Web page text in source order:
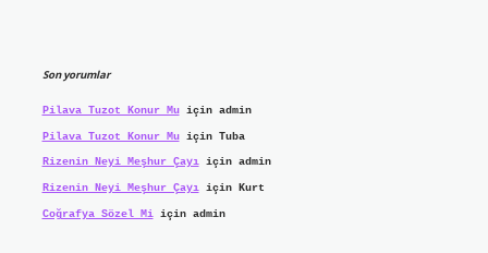
Son yorumlar
Pilava Tuzot Konur Muiçin admin
Pilava Tuzot Konur Muiçin Tuba
Rizenin Neyi Meşhur Çayıiçin admin
Rizenin Neyi Meşhur Çayıiçin Kurt
Coğrafya Sözel Miiçin admin